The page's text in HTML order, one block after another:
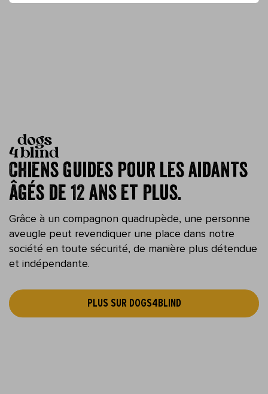
Chiens guides pour les aidants
âgés de 12 ans et plus.
Grâce à un compagnon quadrupède, une personne
aveugle peut revendiquer une place dans notre
société en toute sécurité, de manière plus détendue
et indépendante.
PLUS SUR DOGS4BLIND